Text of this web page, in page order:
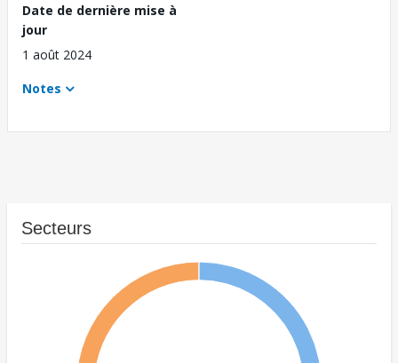
Date de dernière mise à
jour
1 août 2024
Notes
Secteurs